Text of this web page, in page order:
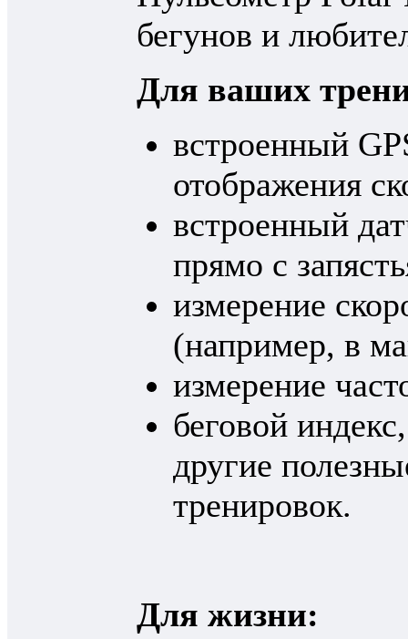
бегунов и
Для ваших
встроенный
отображения
встроенный
прямо с
измерение
(например, в
измерение
беговой
другие
тренировок.
Для жизни: